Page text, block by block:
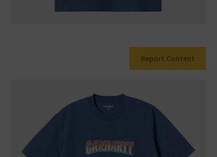
Report Content